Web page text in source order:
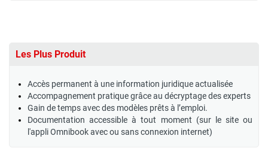
Les Plus Produit
Accès permanent à une information juridique actualisée
Accompagnement pratique grâce au décryptage des experts
Gain de temps avec des modèles prêts à l’emploi.
Documentation accessible à tout moment (sur le site ou
l'appli Omnibook avec ou sans connexion internet)